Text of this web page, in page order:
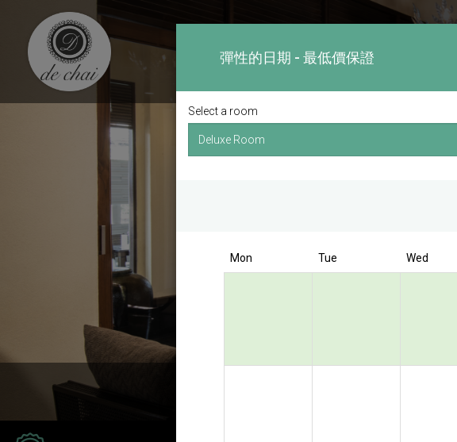
Stay 5 nights
彈性的日期 - 最低價保證
Select a room
Mon Tue Wed